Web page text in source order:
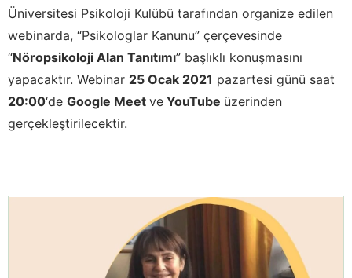
Üniversitesi Psikoloji Kulübü tarafından organize edilen
webinarda, “Psikologlar Kanunu” çerçevesinde
“Nöropsikoloji Alan Tanıtımı” başlıklı konuşmasını
yapacaktır. Webinar 25 Ocak 2021 pazartesi günü saat
20:00‘de Google Meet ve YouTube üzerinden
gerçekleştirilecektir.